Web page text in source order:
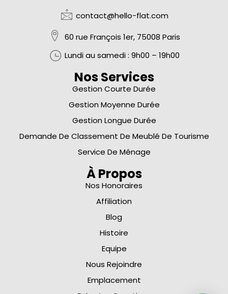
contact@hello-flat.com
60 rue François 1er, 75008 Paris
Lundi au samedi :9h00 – 19h00
Nos Services
Gestion Courte Durée
Gestion Moyenne Durée
Gestion Longue Durée
Demande De Classement De Meublé De Tourisme
Service De Ménage
À Propos
Nos Honoraires
Affiliation
Blog
Histoire
Equipe
Nous Rejoindre
Emplacement